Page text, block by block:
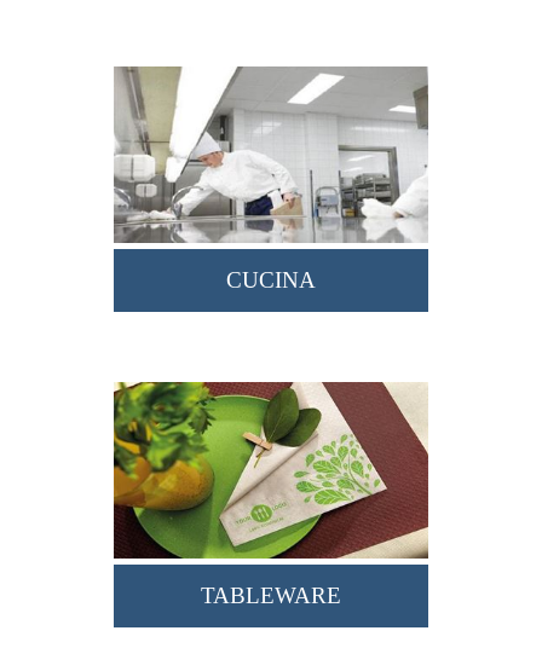
CUCINA
TABLEWARE